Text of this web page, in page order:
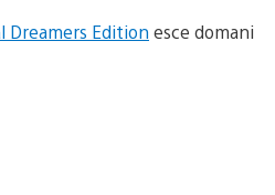
Dreamers Edition esce domani